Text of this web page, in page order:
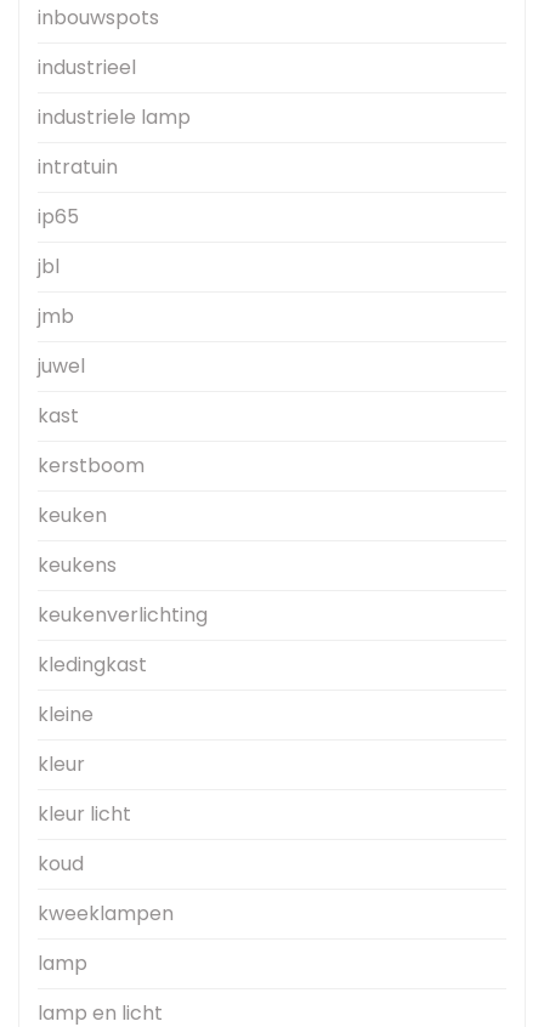
inbouwspots
industrieel
industriele lamp
intratuin
ip65
jbl
jmb
juwel
kast
kerstboom
keuken
keukens
keukenverlichting
kledingkast
kleine
kleur
kleur licht
koud
kweeklampen
lamp
lamp en licht